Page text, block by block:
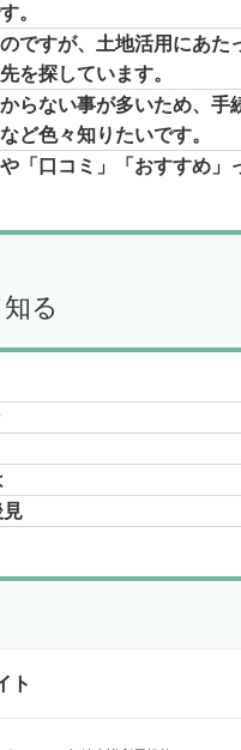
。
ですが、土地活用にあた
を探しています。
らない事が多いため、手
ど色々知りたいです。
や「口コミ」「おすすめ」
る
見
ト